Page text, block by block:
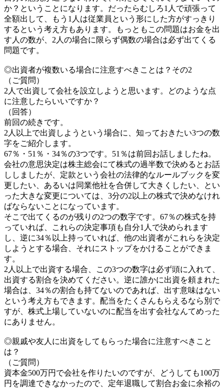
か？ということになります。だったらむしろ1人で頑張って
全額出して、もう1人は従業員という形にした方がすっきり
するという考え方もあります。もっともこの問題はお金を出
す人の数が、2人の場合に限らず偶数の場合は必ず出てくる
問題です。
◎出資者が複数いる場合に注意すべきことは？その2
（ご質問）
2人で出資して会社を設立しようと思います。どのような点
に注意したらいいですか？
（回答）
前回の続きです。
2人以上で出資しようという場合に、知っておきたい3つの数
字をご紹介します。
67％・51％・34％の3つです。51％は前回お話しましたね。
会社の意思決定は株主総会にて株式の過半数で決めるとお話
ししましたが、定款という会社の法律的なルールブックを変
更したい、あるいは同業他社を合併して大きくしたい、とい
った大きな変更については、3分の2以上の株式で決めなけれ
ばならないことになっています。
そこで出てくるのが残りの2つの数字です。67％の株式を持
っていれば、これらの決定事項も自分1人で決められます
し、逆に34％以上持っていれば、他の出資者がこれらを決定
しようとする場合、それにストップをかけることができま
す。
2人以上で出資する場合、この3つの数字は必ず頭に入れて、
出資する割合を決めてください。逆に誰かに出資を頼まれた
場合は、34％の割合も持てないのであれば、出す意味はない
という考え方もできます。配当をたくさんもらえるなら別で
すが、株式上場していないのに配当を出す会社なんてめった
にありません。
◎親戚や友人に出資をしてもらった場合に注意すべきこと
は？
（ご質問）
資本金500万円で会社を作りたいのですが、どうしても100万
円を調達できなかったので、定年退職して割合お金に余裕の